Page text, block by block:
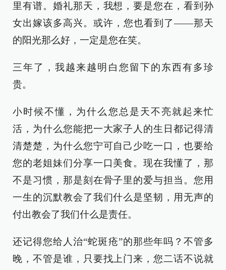
里有谱。婚礼那天，我想，要是您在，看到孙
女出嫁该多高兴。或许，您也看到了——那天
的阳光那么好，一定是您在笑。
三年了，我越来越明白您留下的东西有多珍
贵。
小时候不懂，为什么您总是天不亮就起来忙
活，为什么您能把一大家子人的生日都记得清
清楚楚，为什么您宁可自己少吃一口，也要给
您的老姐妹们分享一口美食。现在我懂了，那
不是习惯，那是刻在骨子里的爱与担当。您用
一生的沉默教会了我们什么是坚韧，用无声的
付出教会了我们什么是责任。
还记得您给人治“蛇斑疮”的那些年吗？不管多
晚，不管是谁，只要找上门来，您二话不说就